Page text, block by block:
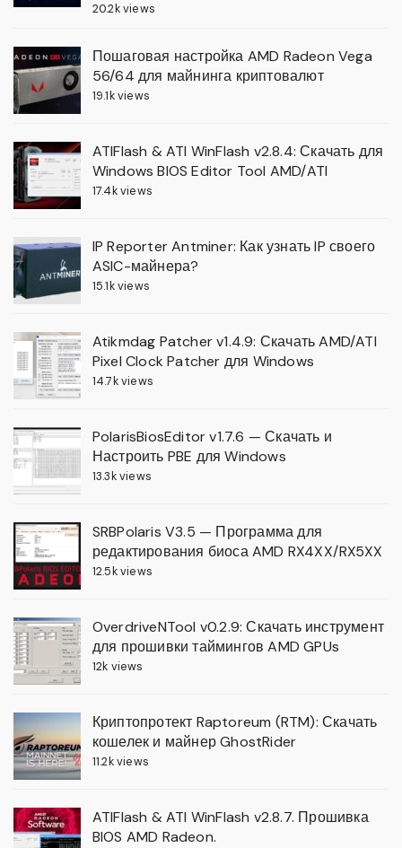
20.2k views
Пошаговая настройка AMD Radeon Vega
56/64 для майнинга криптовалют
19.1k views
ATIFlash & ATI WinFlash v2.8.4: Скачать для
Windows BIOS Editor Tool AMD/ATI
17.4k views
IP Reporter Antminer: Как узнать IP своего
ASIC-майнера?
15.1k views
Atikmdag Patcher v1.4.9: Скачать AMD/ATI
Pixel Clock Patcher для Windows
14.7k views
PolarisBiosEditor v1.7.6 — Скачать и
Настроить PBE для Windows
13.3k views
SRBPolaris V3.5 — Программа для
редактирования биоса AMD RX4XX/RX5XX
12.5k views
OverdriveNTool v0.2.9: Скачать инструмент
для прошивки таймингов AMD GPUs
12k views
Криптопротект Raptoreum (RTM): Скачать
кошелек и майнер GhostRider
11.2k views
ATIFlash & ATI WinFlash v2.8.7. Прошивка
BIOS AMD Radeon.